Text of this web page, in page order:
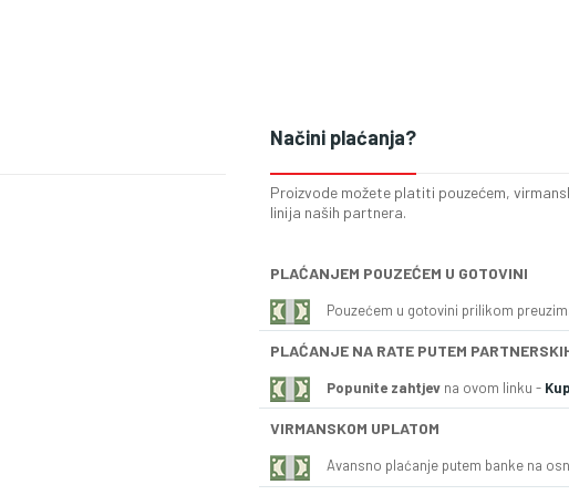
Načini plaćanja?
Proizvode možete platiti pouzećem,
linija naših partnera.
PLAĆANJEM POUZEĆEM U GOTOVINI
Pouzećem u gotovini prilikom
PLAĆANJE NA RATE PUTEM
Popunite zahtjev na ovom linku -
VIRMANSKOM UPLATOM
Avansno plaćanje putem banke na